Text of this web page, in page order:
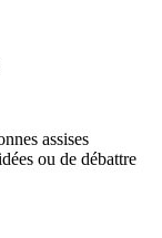
assises
ou de débattre